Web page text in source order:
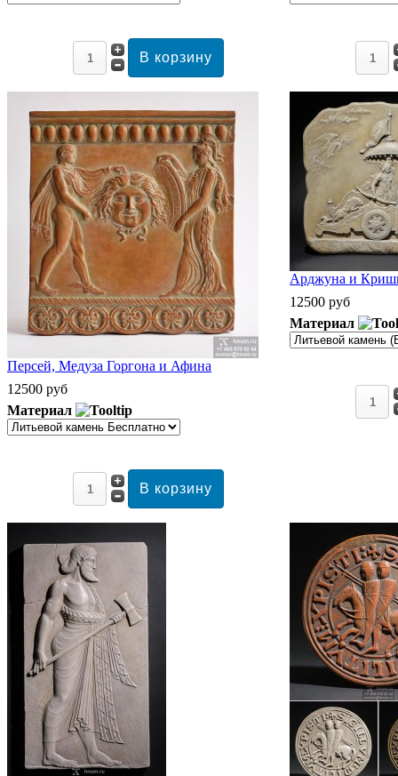
Персей, Медуза Горгона и Афина
12500 руб
Материал
Арджуна и
12500 руб
Материал